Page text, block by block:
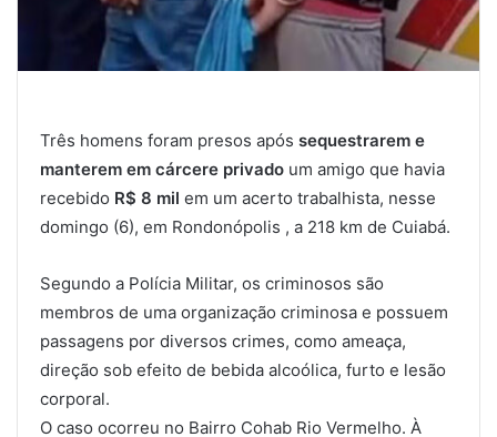
Três homens foram presos após sequestrarem e
manterem em cárcere privado um amigo que havia
recebido R$ 8 mil em um acerto trabalhista, nesse
domingo (6), em Rondonópolis , a 218 km de Cuiabá.
Segundo a Polícia Militar, os criminosos são
membros de uma organização criminosa e possuem
passagens por diversos crimes, como ameaça,
direção sob efeito de bebida alcoólica, furto e lesão
corporal.
O caso ocorreu no Bairro Cohab Rio Vermelho. À